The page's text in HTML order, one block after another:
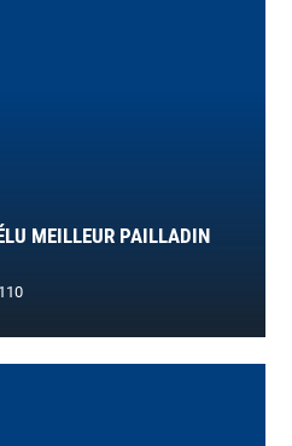
MEILLEUR PAILLADIN
110